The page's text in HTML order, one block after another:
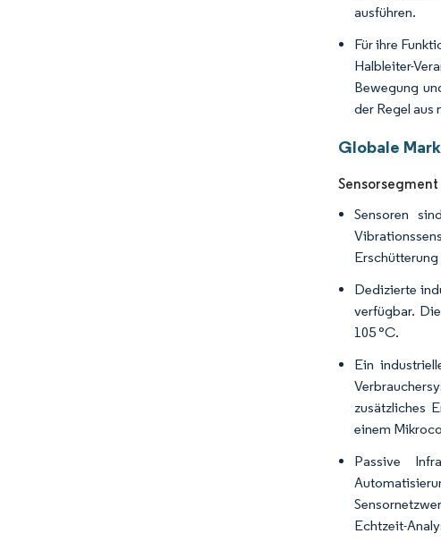
ausführen.
Für ihre
Halbleiter-
Bewegung
der Regel aus
Globale
Sensoren
Erschütterung
Dedizierte
verfügbar.
105 °C.
Ein
zusätzliches
einem
Passive
Echtzeit-